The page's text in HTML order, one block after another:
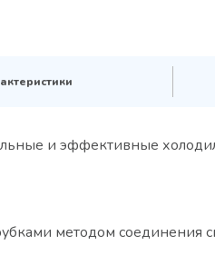
и эффективные
методом соединения